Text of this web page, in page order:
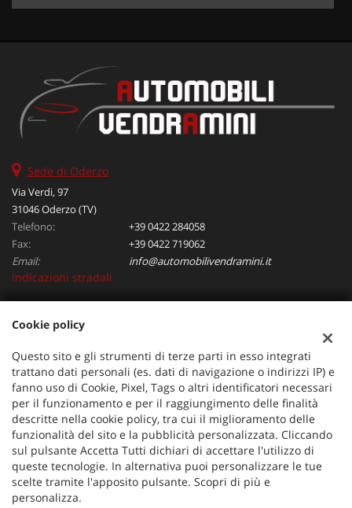
Sede di Oderzo
Via Verdi, 97
31046 Oderzo (TV)
Telefono:
+39 0422 284058
Fax:
+39 0422 719062
Email:
info@automobilivendramini.it
Indicazioni stradali
Dati fiscali:
Automobili Vendramini srl
Via Verdi, 97, Oderzo (TV)
C.F/P.IVA:04823130267
Registro delle imprese:TV
Cookie policy
Questo sito e gli strumenti di terze parti in esso integrati
trattano dati personali (es. dati di navigazione o indirizzi IP) e
fanno uso di Cookie, Pixel, Tags o altri identificatori necessari
per il funzionamento e per il raggiungimento delle finalità
descritte nella cookie policy, tra cui il miglioramento delle
funzionalità del sito e la pubblicità personalizzata. Cliccando
sul pulsante Accetta Tutti dichiari di accettare l'utilizzo di
queste tecnologie. In alternativa puoi personalizzare le tue
scelte tramite l'apposito pulsante. Scopri di più e
personalizza.